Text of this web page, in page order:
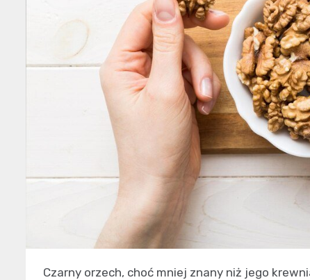
Czarny orzech, choć mniej znany niż jego